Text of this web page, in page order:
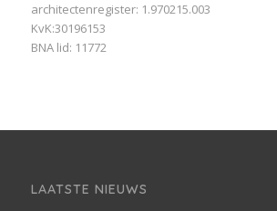
architectenregister: 1.970215.003
KvK:30196153
BNA lid: 11772
LAATSTE NIEUWS